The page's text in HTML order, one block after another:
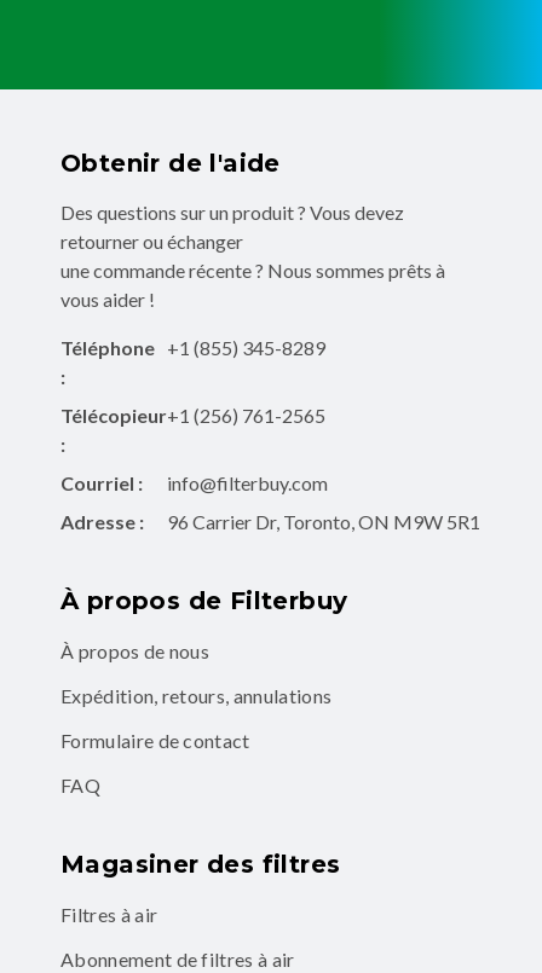
Obtenir de l'aide
Des questions sur un produit ? Vous devez
retourner ou échanger
une commande récente ? Nous sommes prêts à
vous aider !
Téléphone
:
+1 (855) 345-8289
Télécopieur
:
+1 (256) 761-2565
Courriel :
info@filterbuy.com
Adresse :
96 Carrier Dr, Toronto, ON M9W 5R1
À propos de Filterbuy
À propos de nous
Expédition, retours, annulations
Formulaire de contact
FAQ
Magasiner des filtres
Filtres à air
Abonnement de filtres à air